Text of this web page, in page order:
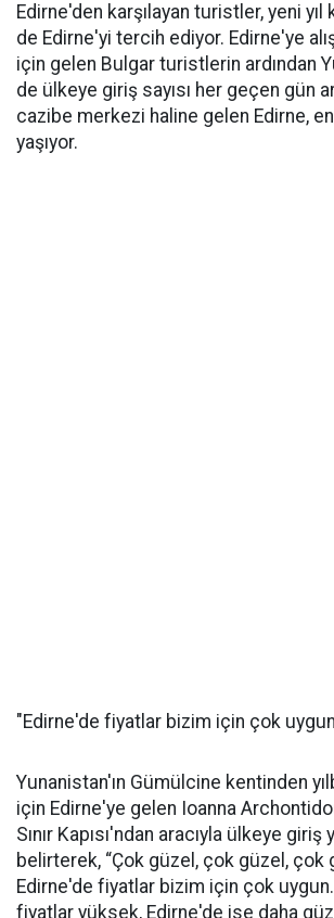
Edirne'den karşılayan turistler, yeni yıl
de Edirne'yi tercih ediyor. Edirne'ye
için gelen Bulgar turistlerin ardından
de ülkeye giriş sayısı her geçen gün
cazibe merkezi haline gelen Edirne,
yaşıyor.
"Edirne'de fiyatlar bizim için çok
Yunanistan'ın Gümülcine kentinden
için Edirne'ye gelen Ioanna
Sınır Kapısı'ndan aracıyla ülkeye giriş
belirterek, “Çok güzel, çok güzel, çok
Edirne'de fiyatlar bizim için çok
fiyatlar yüksek, Edirne'de ise daha